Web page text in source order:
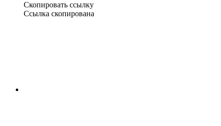
Скопировать ссылку
Ссылка скопирована